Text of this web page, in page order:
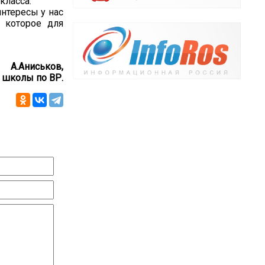
у нас
которое для
А.Аниськов,
школы по ВР.